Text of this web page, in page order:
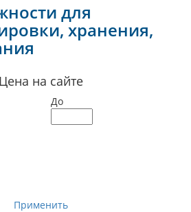
для
хранения,
Цена на сайте
До
Применить